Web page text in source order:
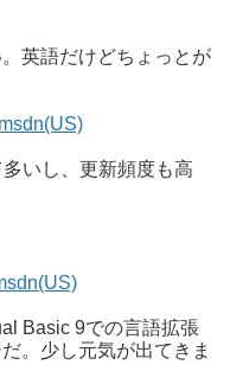
英語だけどちょっとが
いし、更新頻度も高
Basic 9での言語拡張
。少し元気が出てきま